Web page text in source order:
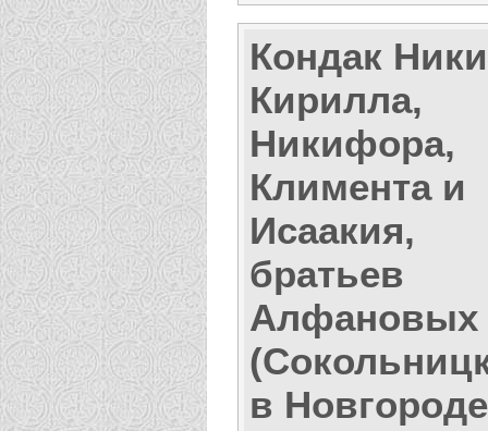
Кондак
Кирилла,
Никифора,
Климента и
Исаакия,
братьев
Алфановых
в Новгороде